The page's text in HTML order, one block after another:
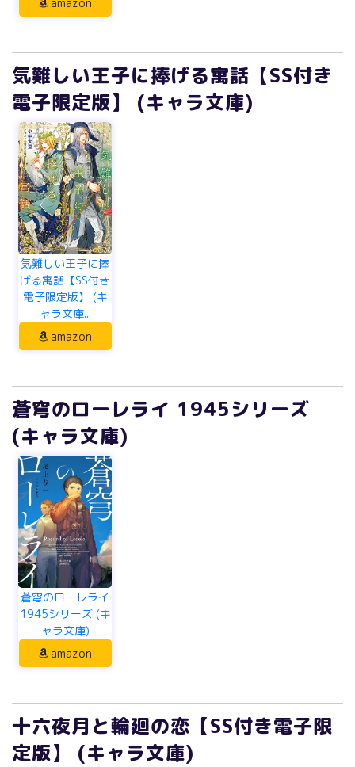
気難しい王子に捧げる寓話【SS付き
電子限定版】 (キャラ文庫)
気難しい王子に捧
げる寓話【SS付き
電子限定版】 (キ
ャラ文庫...
amazon
蒼穹のローレライ 1945シリーズ
(キャラ文庫)
蒼穹のローレライ
1945シリーズ (キ
ャラ文庫)
amazon
十六夜月と輪廻の恋【SS付き電子限
定版】 (キャラ文庫)